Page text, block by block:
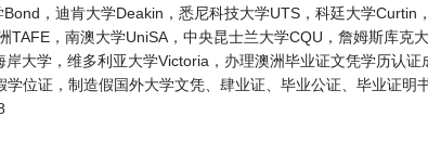
，迪肯大学Deakin，悉尼科技大学UTS，科廷大学Curtin
，南澳大学UniSA，中央昆士兰大学CQU，詹姆斯库克
大学，维多利亚大学Victoria，办理澳洲毕业证文凭学历认证
证，制造假国外大学文凭、肆业证、毕业公证、毕业证明书